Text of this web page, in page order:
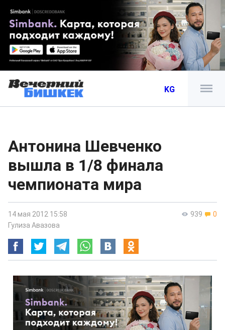
KG
Антонина Шевченко
вышла в 1/8 финала
чемпионата мира
939 0
14 мая 2012 15:58
Гулиза Авазова